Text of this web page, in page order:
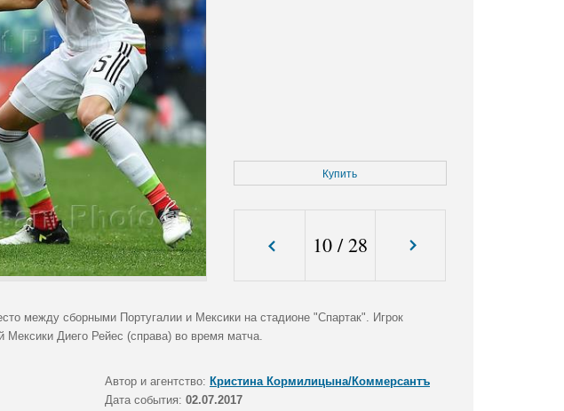
Купить
10/28
между сборными Португалии и Мексики на стадионе "Спартак". Игрок
Мексики Диего Рейес (справа) во время матча.
Автор и агентство: Кристина Кормилицына/Коммерсантъ
Дата события: 02.07.2017